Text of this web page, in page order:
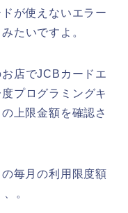
が使えないエラー
たいですよ。
店でJCBカードエ
プログラミングキ
上限金額を確認さ
毎月の利用限度額
。